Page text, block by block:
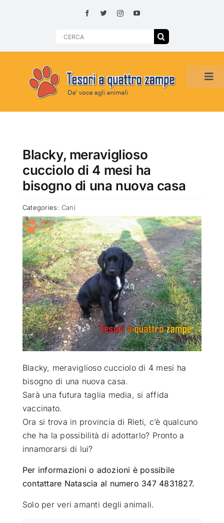
Search
HOME
SMARRITI O DA ADOTTARE
ADOTTATI O RITROVATI
ATTUALITÀ
VIDEO
CHI SIAMO
RUBRICHE
SEMPRE CON ME
Blacky, meraviglioso
cucciolo di 4 mesi ha
bisogno di una nuova casa
Categories: Cani
Blacky, meraviglioso cucciolo di 4 mesi ha
bisogno di una nuova casa.
Sarà una futura taglia media, si affida
vaccinato.
Ora si trova in provincia di Rieti, c’è qualcuno
che ha la possibilità di adottarlo? Pronto a
innamorarsi di lui?
Per informazioni o adozioni è possibile
contattare Natascia al numero 347 4831827.
Solo per veri amanti degli animali.